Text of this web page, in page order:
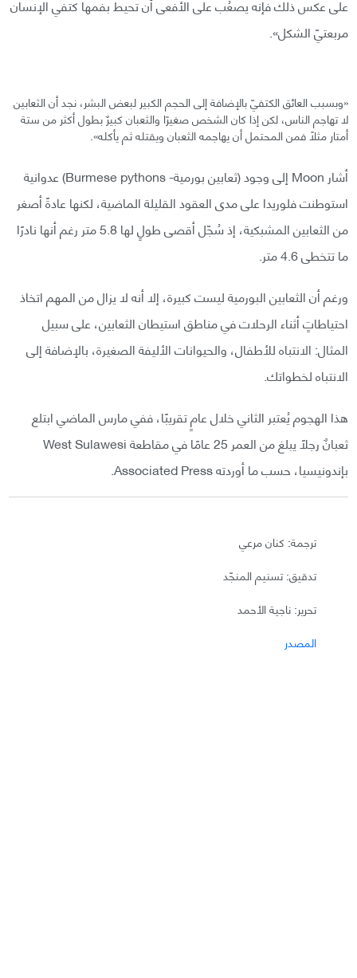
على عكس ذلك فإنه يصعُب على الأفعى أن تحيط بفمها كتفي الإنسان
مربعتيّ الشكل».
«وبسبب العائق الكتفيّ بالإضافة إلى الحجم الكبير لبعض البشر، نجد أن الثعابين
لا تهاجم الناس، لكن إذا كان الشخص صغيرًا والثعبان كبيرٌ بطول أكثر من ستة
أمتار مثلًا فمن المحتمل أن يهاجمه الثعبان ويقتله ثم يأكله».
أشار Moon إلى وجود (ثعابين بورمية- Burmese pythons) عدوانية
استوطنت فلوريدا على مدى العقود القليلة الماضية، لكنها عادةً أصغر
من الثعابين المشبكية، إذ سُجّل أقصى طولٍ لها 5.8 متر رغم أنها نادرًا
ما تتخطى 4.6 متر.
ورغم أن الثعابين البورمية ليست كبيرة، إلا أنه لا يزال من المهم اتخاذ
احتياطاتٍ أثناء الرحلات في مناطق استيطان الثعابين، على سبيل
المثال: الانتباه للأطفال، والحيوانات الأليفة الصغيرة، بالإضافة إلى
الانتباه لخطواتك.
هذا الهجوم يُعتبر الثاني خلال عامٍ تقريبًا، ففي مارس الماضي ابتلع
ثعبانٌ رجلًا يبلغ من العمر 25 عامًا في مقاطعة West Sulawesi
بإندونيسيا، حسب ما أوردته Associated Press.
ترجمة: كنان مرعي
تدقيق: تسنيم المنجّد
تحرير: ناجية الأحمد
المصدر